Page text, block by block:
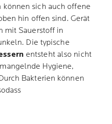
können sich auch offene
hin offen sind. Gerät
mit Sauerstoff in
Die typische
entsteht also nicht
Hygiene,
Bakterien können